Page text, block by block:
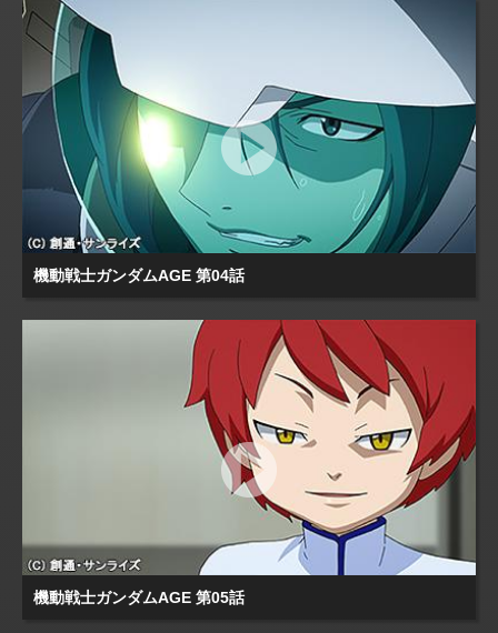
機動戦士ガンダムAGE 第04話
機動戦士ガンダムAGE 第05話